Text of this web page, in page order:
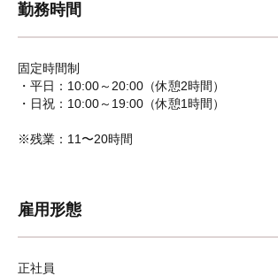
勤務時間
固定時間制
・平日：10:00～20:00（休憩2時間）
・日祝：10:00～19:00（休憩1時間）
※残業：11〜20時間
雇用形態
正社員